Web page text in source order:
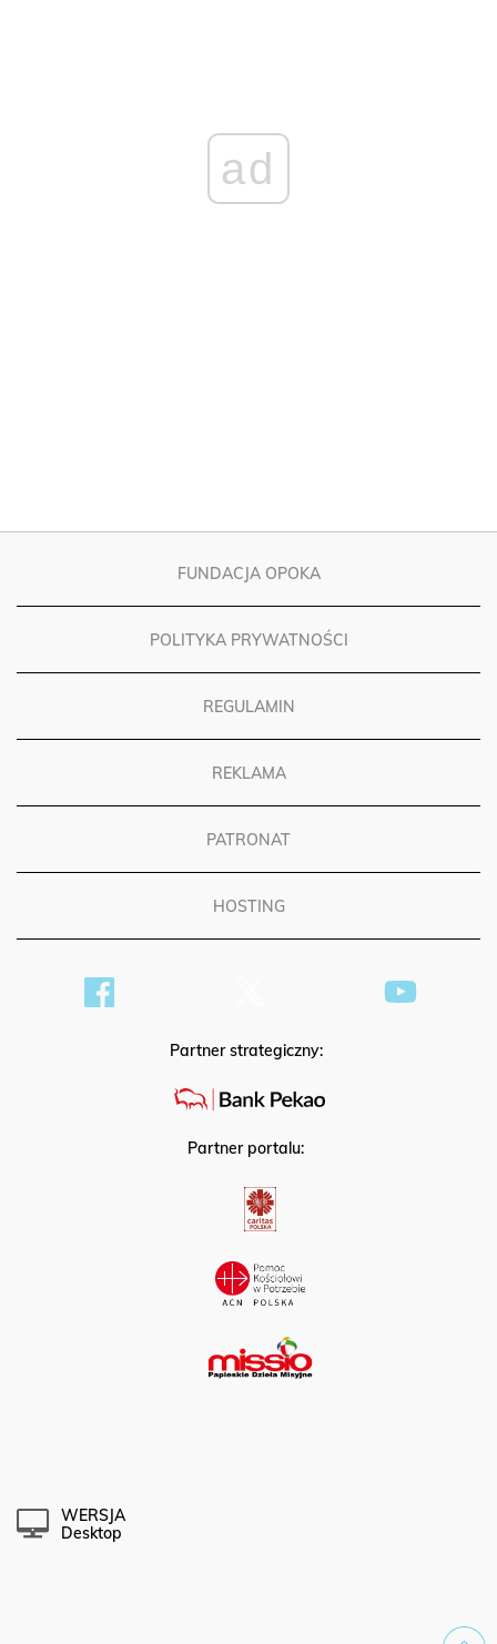
ad
FUNDACJA OPOKA
POLITYKA PRYWATNOŚCI
REGULAMIN
REKLAMA
PATRONAT
HOSTING
Partner strategiczny:
Partner portalu:
WERSJA
Desktop